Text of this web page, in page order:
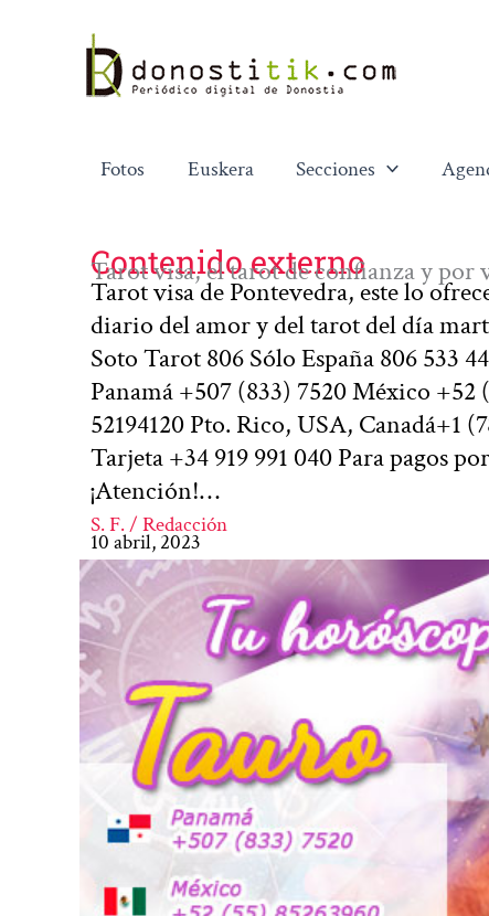
contenido
Fotos Euskera Secciones
Contenido externo
Tarot visa, el tarot de confianza y por
Tarot visa de Pontevedra, este lo
diario del amor y del tarot del día
Soto Tarot 806 Sólo España 806 533
Panamá +507 (833) 7520 México
52194120 Pto. Rico, USA, Canadá+1
Tarjeta +34 919 991 040 Para pagos
¡Atención!…
S. F. / Redacción
10 abril, 2023